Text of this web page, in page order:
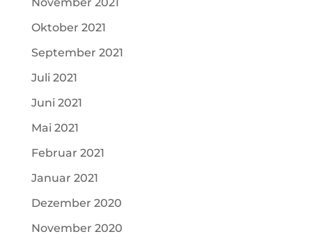
Oktober 2021
September 2021
Juli 2021
Juni 2021
Mai 2021
Februar 2021
Januar 2021
Dezember 2020
November 2020